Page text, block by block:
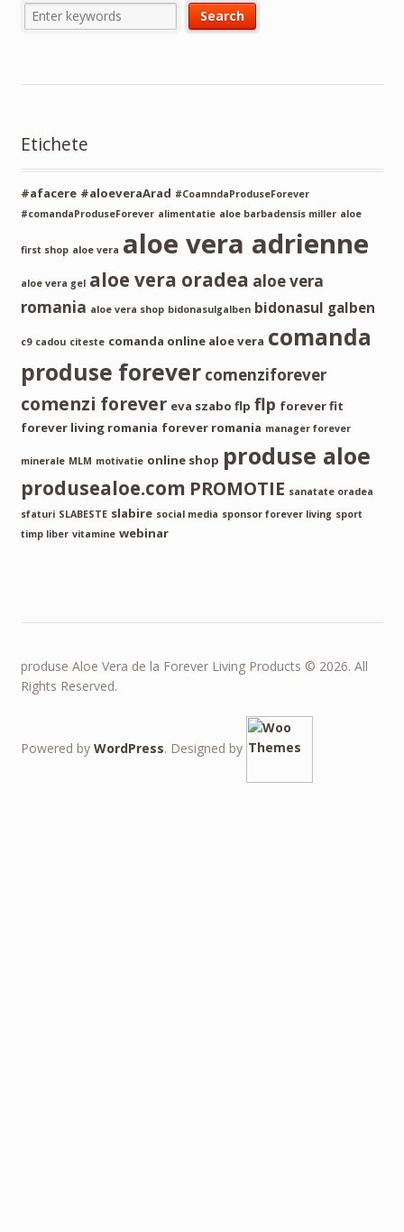
Etichete
#afacere #aloeveraArad #CoamndaProduseForever
#comandaProduseForever alimentatie aloe barbadensis miller aloe
first shop aloe vera aloe vera adrienne
aloe vera gel aloe vera oradea aloe vera
romania aloe vera shop bidonasulgalben bidonasul galben
c9 cadou citeste comanda online aloe vera comanda
produse forever comenziforever
comenzi forever eva szabo flp flp forever fit
forever living romania forever romania manager forever
minerale MLM motivatie online shop produse aloe
produsealoe.com PROMOTIE sanatate oradea
sfaturi SLABESTE slabire social media sponsor forever living sport
timp liber vitamine webinar
produse Aloe Vera de la Forever Living Products © 2026. All
Rights Reserved.
Powered by WordPress. Designed by